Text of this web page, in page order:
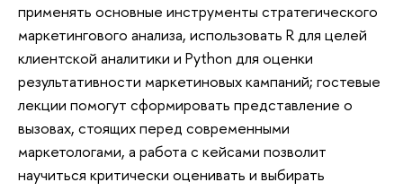
применять основные инструменты стратегического
маркетингового анализа, использовать R для целей
клиентской аналитики и Python для оценки
результативности маркетиновых кампаний; гостевые
лекции помогут сформировать представление о
вызовах, стоящих перед современными
маркетологами, а работа с кейсами позволит
научиться критически оценивать и выбирать